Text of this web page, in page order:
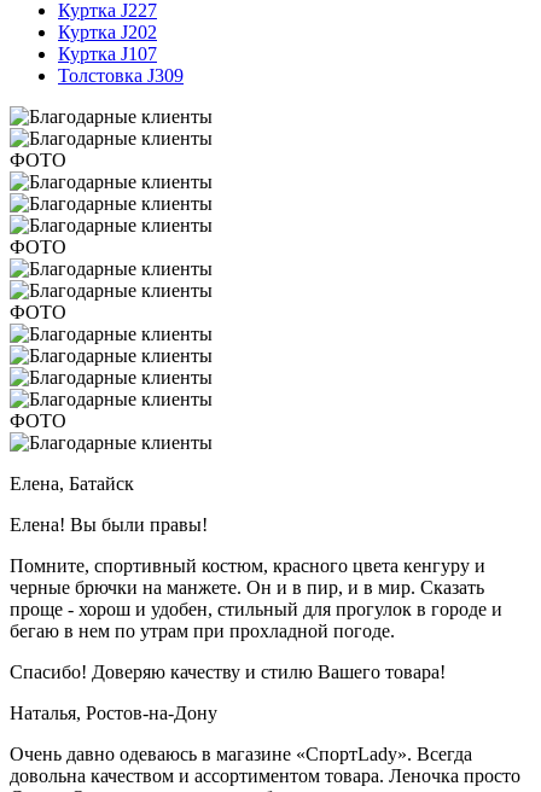
Куртка J227
Куртка J202
Куртка J107
Толстовка J309
ФОТО
ФОТО
ФОТО
ФОТО
Елена, Батайск
Елена! Вы были правы!
Помните, спортивный костюм, красного цвета кенгуру и
черные брючки на манжете. Он и в пир, и в мир. Сказать
проще - хорош и удобен, стильный для прогулок в городе и
бегаю в нем по утрам при прохладной погоде.
Спасибо! Доверяю качеству и стилю Вашего товара!
Наталья, Ростов-на-Дону
Очень давно одеваюсь в магазине «СпортLady». Всегда
довольна качеством и ассортиментом товара. Леночка просто